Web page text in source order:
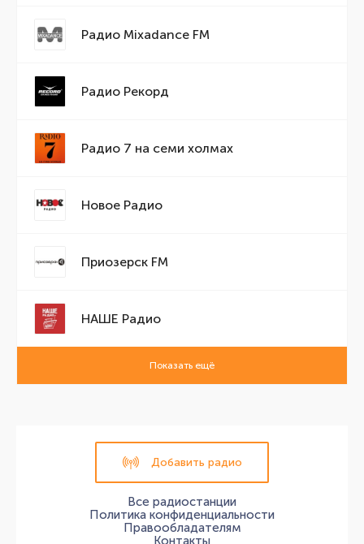
Радио Mixadance FM
Радио Рекорд
Радио 7 на семи холмах
Новое Радио
Приозерск FМ
НАШЕ Радио
Показать ещё
Добавить радио
Все радиостанции
Политика конфиденциальности
Правообладателям
Контакты